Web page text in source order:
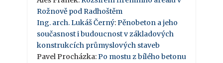
Rožnově pod Radhoštěm
Ing. arch. Lukáš Černý:Pěnobeton a jeho
současnost i budoucnost v základových
konstrukcích průmyslových staveb
Pavel Procházka:Po mostu z bílého betonu